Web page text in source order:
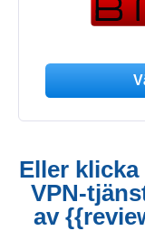
Eller
VPN-
av